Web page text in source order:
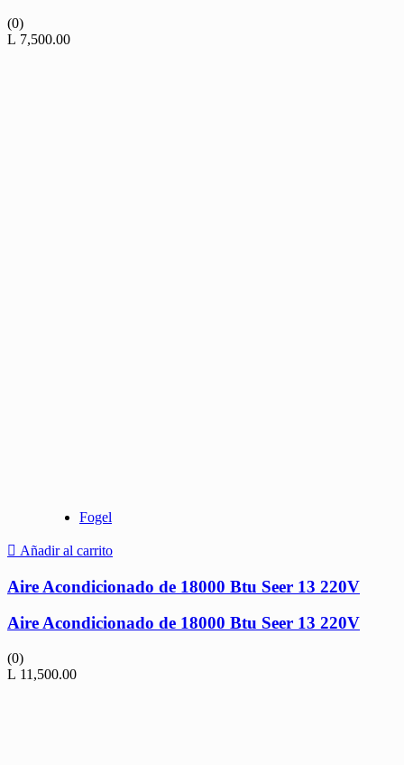
(0)
L 7,500.00
Fogel
Añadir al carrito
Aire Acondicionado de 18000 Btu Seer 13 220V
Aire Acondicionado de 18000 Btu Seer 13 220V
(0)
L 11,500.00